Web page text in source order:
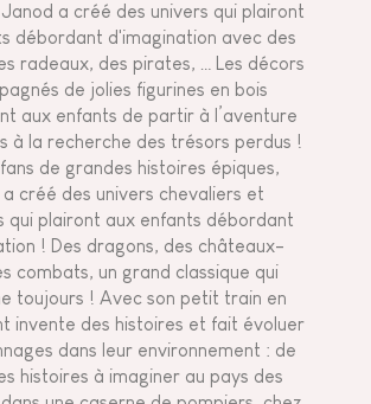
a créé des univers qui plairont
débordant d'imagination avec des
radeaux, des pirates, … Les décors
de jolies figurines en bois
aux enfants de partir à l’aventure
à la recherche des trésors perdus !
de grandes histoires épiques,
créé des univers chevaliers et
qui plairont aux enfants débordant
! Des dragons, des châteaux-
combats, un grand classique qui
toujours ! Avec son petit train en
invente des histoires et fait évoluer
dans leur environnement : de
histoires à imaginer au pays des